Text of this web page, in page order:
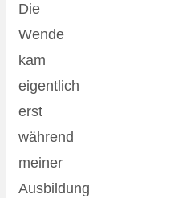
Die
Wende
kam
eigentlich
erst
während
meiner
Ausbildung